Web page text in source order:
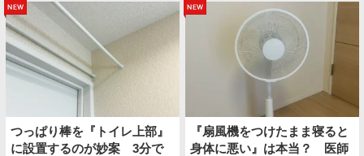
new
つっぱり棒を『トイレ上部』
に設置するのが妙案 3分で
『扇風機をつけたまま寝ると
身体に悪い』は本当？ 医師